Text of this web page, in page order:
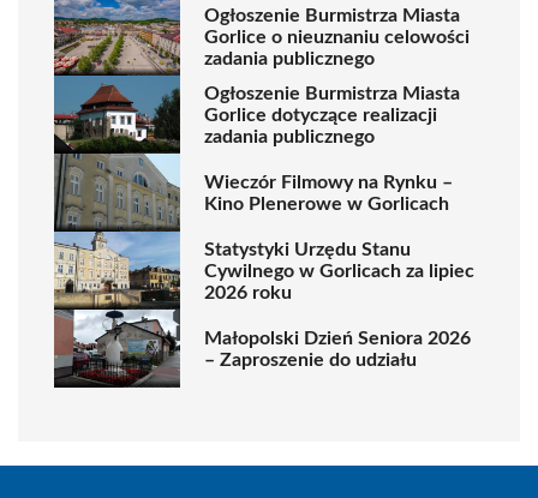
Ogłoszenie Burmistrza Miasta
Gorlice o nieuznaniu celowości
zadania publicznego
Ogłoszenie Burmistrza Miasta
Gorlice dotyczące realizacji
zadania publicznego
Wieczór Filmowy na Rynku –
Kino Plenerowe w Gorlicach
Statystyki Urzędu Stanu
Cywilnego w Gorlicach za lipiec
2026 roku
Małopolski Dzień Seniora 2026
– Zaproszenie do udziału